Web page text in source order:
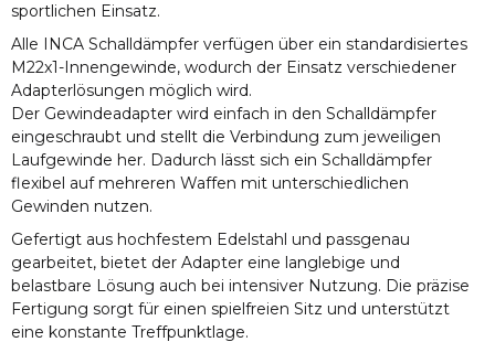
sportlichen Einsatz.
Alle INCA Schalldämpfer verfügen über ein standardisiertes
M22x1-Innengewinde, wodurch der Einsatz verschiedener
Adapterlösungen möglich wird.
Der Gewindeadapter wird einfach in den Schalldämpfer
eingeschraubt und stellt die Verbindung zum jeweiligen
Laufgewinde her. Dadurch lässt sich ein Schalldämpfer
flexibel auf mehreren Waffen mit unterschiedlichen
Gewinden nutzen.
Gefertigt aus hochfestem Edelstahl und passgenau
gearbeitet, bietet der Adapter eine langlebige und
belastbare Lösung auch bei intensiver Nutzung. Die präzise
Fertigung sorgt für einen spielfreien Sitz und unterstützt
eine konstante Treffpunktlage.